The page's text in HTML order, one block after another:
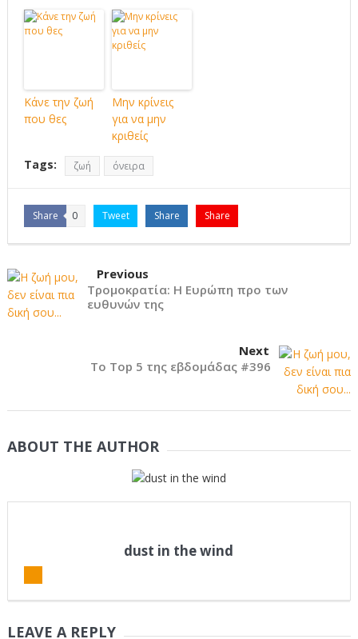
Κάνε την ζωή
που θες
Μην κρίνεις
για να μην
κριθείς
Tags:
ζωή όνειρα
Share 0 Tweet Share Share
Previous
Τρομοκρατία: Η Ευρώπη προ των
ευθυνών της
Next
Το Top 5 της εβδομάδας #396
ABOUT THE AUTHOR
dust in the wind
LEAVE A REPLY